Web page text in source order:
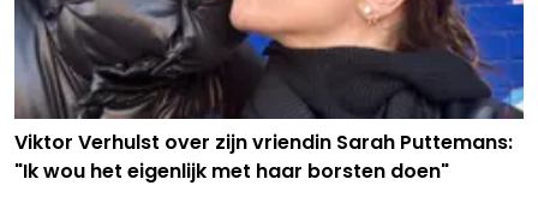
Viktor Verhulst over zijn vriendin Sarah Puttemans:
"Ik wou het eigenlijk met haar borsten doen"